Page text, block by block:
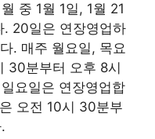
중 1월 1일, 1월 21
20일은 연장영업하
. 매주 월요일, 목요
30분부터 오후 8시
요일은 연장영업합
오전 10시 30분부